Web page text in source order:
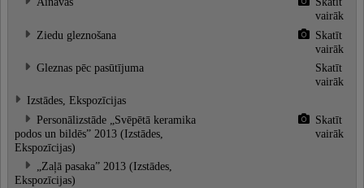
vairāk
Ziedu gleznošana
Skatīt
vairāk
Gleznas pēc pasūtījuma
Skatīt
vairāk
Izstādes, Ekspozīcijas
Personālizstāde „Svēpētā keramika
podos un bildēs” 2013 (Izstādes,
Ekspozīcijas)
Skatīt
vairāk
„Zaļā pasaka” 2013 (Izstādes,
Ekspozīcijas)